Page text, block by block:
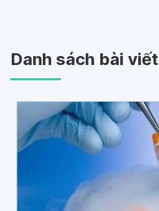
Danh sách bài viết